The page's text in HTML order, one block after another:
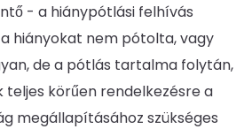
- a hiánypótlási felhívás
hiányokat nem pótolta, vagy
de a pótlás tartalma folytán,
teljes körűen rendelkezésre a
megállapításához szükséges